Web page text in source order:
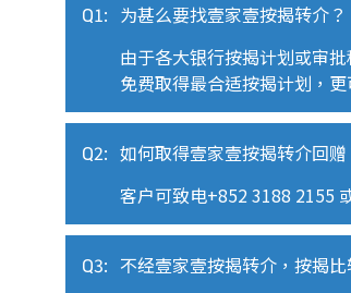
Q1: 为甚么要找壹家壹按揭转介？
由于各大银行按揭计划或审
免费取得最合适按揭计划，
Q2: 如何取得壹家壹按揭转介回赠
客户可致电+852 3188 2155
Q3: 不经壹家壹按揭转介，按揭